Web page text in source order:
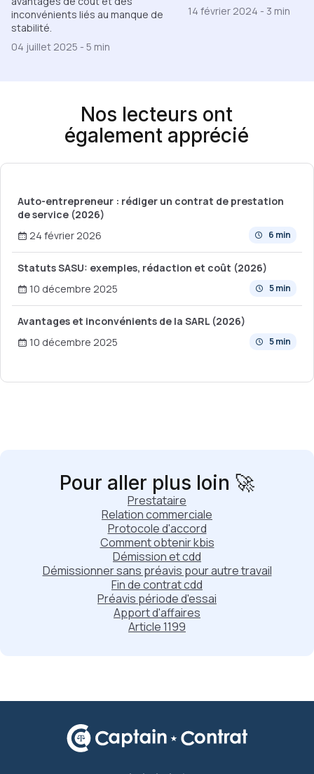
inconvénients liés au manque de
stabilité.
04 juillet 2025 - 5 min
14 février 2024 - 3 min
Nos lecteurs ont
également apprécié
Auto-entrepreneur : rédiger un contrat de prestation
de service (2026)
6 min
24 février 2026
Statuts SASU: exemples, rédaction et coût (2026)
5 min
10 décembre 2025
Avantages et inconvénients de la SARL (2026)
5 min
10 décembre 2025
Pour aller plus loin 🚀
Prestataire
Relation commerciale
Protocole d'accord
Comment obtenir kbis
Démission et cdd
Démissionner sans préavis pour autre travail
Fin de contrat cdd
Préavis période d'essai
Apport d'affaires
Article 1199